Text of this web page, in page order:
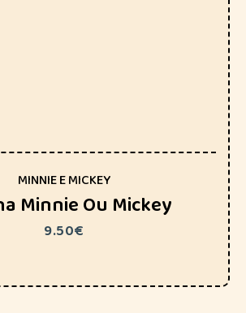
MINNIE E MICKEY
Minnie Ou Mickey
9.50€